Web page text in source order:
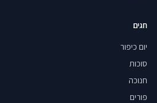
חגים
יום כיפור
סוכות
חנוכה
פורים